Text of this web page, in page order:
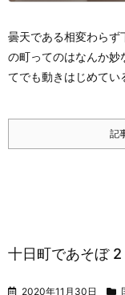
曇天である相変わらず
の町ってのはなんか妙
てでも動きはじめてい
記
十日町であそぼ 2
2020年11月30日